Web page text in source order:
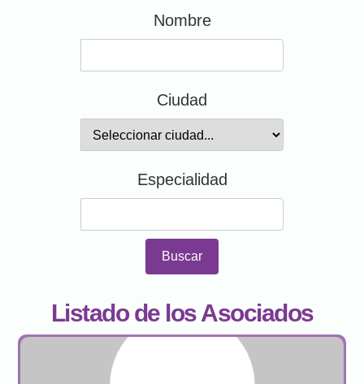
Nombre
Ciudad
Especialidad
Buscar
Listado de los Asociados